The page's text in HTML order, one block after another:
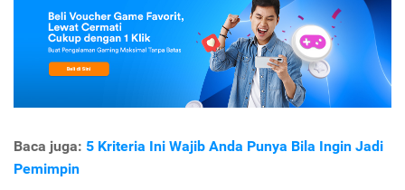
Baca juga: 5 Kriteria Ini Wajib Anda Punya Bila Ingin Jadi
Pemimpin